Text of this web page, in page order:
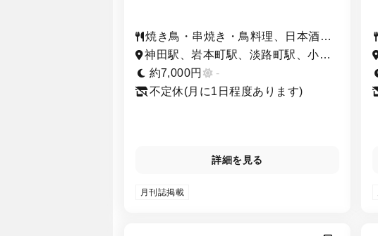
焼き鳥・串焼き・鳥料理、日本酒・
焼酎、和食・日本料理、居酒屋
神田駅、岩本町駅、淡路町駅、小川
町駅、秋葉原駅、新日本橋駅、小伝
馬町駅、新御茶ノ水駅、三越前駅
約7,000円
-
不定休(月に1日程度あります)
詳細を見る
月刊誌掲載